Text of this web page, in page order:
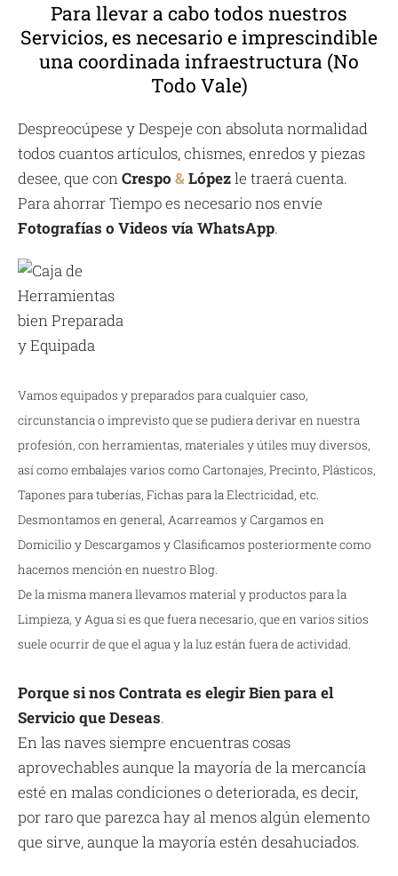
Para llevar a cabo todos nuestros
Servicios, es necesario e imprescindible
una coordinada infraestructura (No
Todo Vale)
Despreocúpese y Despeje con absoluta normalidad
todos cuantos artículos, chismes, enredos y piezas
desee, que conCrespo &Lópezle traerá cuenta.
Para ahorrar Tiempo es necesario nos envíe
Fotografías o Videos vía WhatsApp.
Vamos equipados y preparados para cualquier caso,
circunstancia o imprevisto que se pudiera derivar en nuestra
profesión, con herramientas, materiales y útiles muy diversos,
así como embalajes varios como Cartonajes, Precinto, Plásticos,
Tapones para tuberías, Fichas para la Electricidad, etc.
Desmontamos en general, Acarreamos y Cargamos en
Domicilio y Descargamos y Clasificamos posteriormente como
hacemos mención en nuestro Blog.
De la misma manera llevamos material y productos para la
Limpieza, y Agua si es que fuera necesario, que en varios sitios
suele ocurrir de que el agua y la luz están fuera de actividad.
Porque si nos Contrata es elegir Bien para el
Servicio que Deseas.
En las naves siempre encuentras cosas
aprovechables aunque la mayoría de la mercancía
esté en malas condiciones o deteriorada, es decir,
por raro que parezca hay al menos algún elemento
que sirve, aunque la mayoría estén desahuciados.